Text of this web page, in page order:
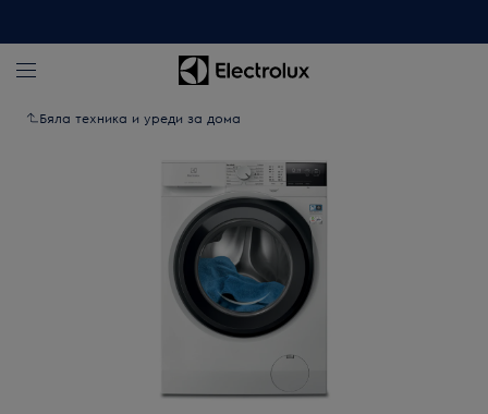
Бяла техника и уреди за дома